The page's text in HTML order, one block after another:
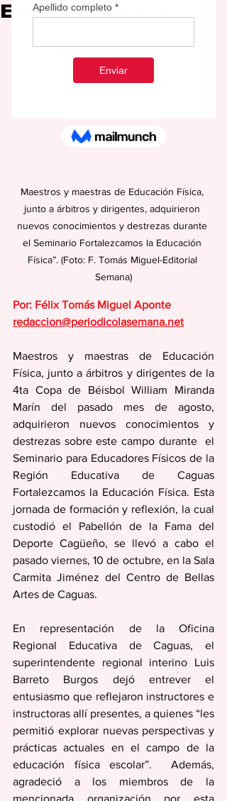
Educación Física”
Maestros y maestras de Educación Física,
junto a árbitros y dirigentes, adquirieron
nuevos conocimientos y destrezas durante
el Seminario Fortalezcamos la Educación
Física”. (Foto: F. Tomás Miguel-Editorial
Semana)
Por: Félix Tomás Miguel Aponte
redaccion@periodicolasemana.net
Maestros y maestras de Educación
Física, junto a árbitros y dirigentes de la
4ta Copa de Béisbol William Miranda
Marín del pasado mes de agosto,
adquirieron nuevos conocimientos y
destrezas sobre este campo durante  el
Seminario para Educadores Físicos de la
Región Educativa de Caguas
Fortalezcamos la Educación Física. Esta
jornada de formación y reflexión, la cual
custodió el Pabellón de la Fama del
Deporte Cagüeño, se llevó a cabo el
pasado viernes, 10 de octubre, en la Sala
Carmita Jiménez del Centro de Bellas
Artes de Caguas.
En representación de la Oficina
Regional Educativa de Caguas, el
superintendente regional interino Luis
Barreto Burgos dejó entrever el
entusiasmo que reflejaron instructores e
instructoras allí presentes, a quienes “les
permitió explorar nuevas perspectivas y
prácticas actuales en el campo de la
educación física escolar”.  Además,
agradeció a los miembros de la
mencionada organización por esta